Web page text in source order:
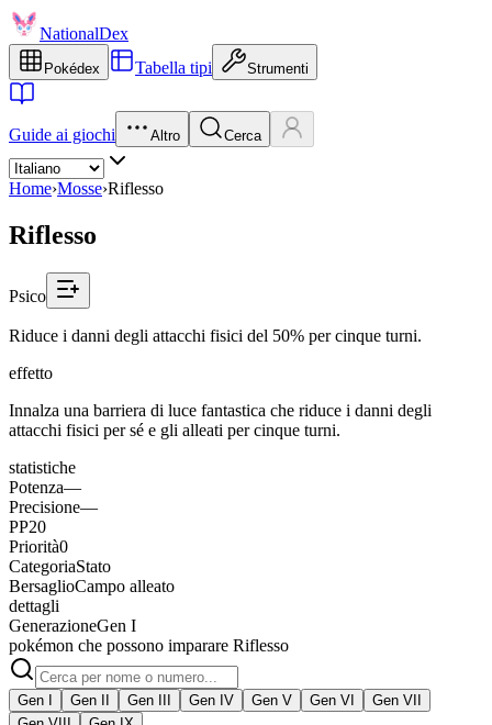
NationalDex
Pokédex Tabella tipi Strumenti
Guide ai giochi Altro Cerca
Home›Mosse›Riflesso
Riflesso
Psico
Riduce i danni degli attacchi fisici del 50% per cinque turni.
effetto
Innalza una barriera di luce fantastica che riduce i danni degli
attacchi fisici per sé e gli alleati per cinque turni.
statistiche
Potenza—
Precisione—
PP20
Priorità0
CategoriaStato
BersaglioCampo alleato
dettagli
GenerazioneGen I
pokémon che possono imparare Riflesso
Gen I Gen II Gen III Gen IV Gen V Gen VI
Gen VII